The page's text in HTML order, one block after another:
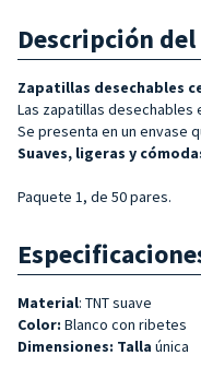
Descripción
Zapatillas desechables
Las zapatillas desechables
Se presenta en un envase
Suaves, ligeras y
Paquete 1, de 50 pares.
Material: TNT suave
Color: Blanco con ribetes
Dimensiones: Talla única